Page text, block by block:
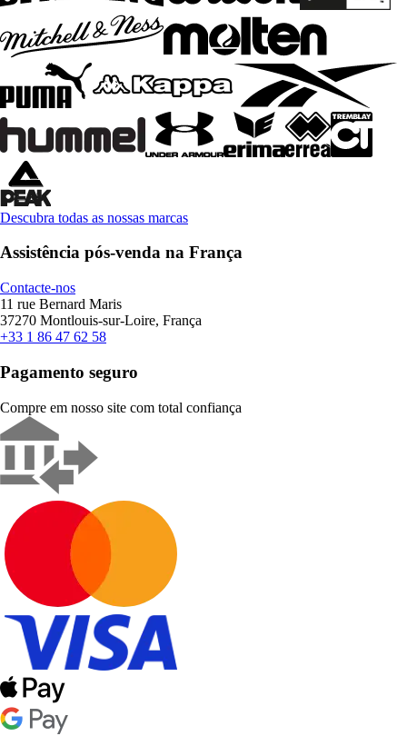
Descubra todas as nossas marcas
Assistência pós-venda na França
Contacte-nos
11 rue Bernard Maris
37270 Montlouis-sur-Loire, França
+33 1 86 47 62 58
Pagamento seguro
Compre em nosso site com total confiança